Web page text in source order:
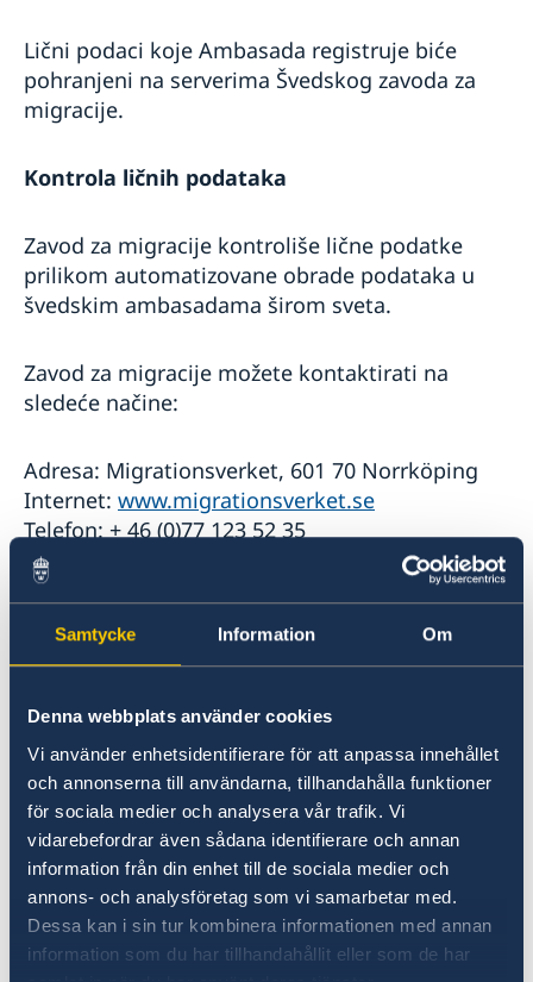
Samtycke Information Om
Denna webbplats använder cookies
Vi använder enhetsidentifierare för att anpassa innehållet
och annonserna till användarna, tillhandahålla funktioner
för sociala medier och analysera vår trafik. Vi
vidarebefordrar även sådana identifierare och annan
information från din enhet till de sociala medier och
annons- och analysföretag som vi samarbetar med.
Dessa kan i sin tur kombinera informationen med annan
information som du har tillhandahållit eller som de har
Lični podaci koje Ambasada registruje biće
pohranjeni na serverima Švedskog zavoda za
migracije.
Kontrola ličnih podataka
Zavod za migracije kontroliše lične podatke
prilikom automatizovane obrade podataka u
švedskim ambasadama širom sveta.
Zavod za migracije možete kontaktirati na
sledeće načine:
Adresa: Migrationsverket, 601 70 Norrköping
Internet: www.migrationsverket.se
Telefon: + 46 (0)77 123 52 35
Broj organizacije: 202100-2163
U izuzetnim slučajevima lične podatke mogu
Prenos ličnih podataka
Vaši lični podaci mogu po prijemu biti
prosleđeni i onima koji moraju imati uvid u njih
iz pravnih obaveza, zbog javnog interesa (kao
što je sakupljanje statističkih podataka), ili
kada je neophodno da javna institucija izvrši